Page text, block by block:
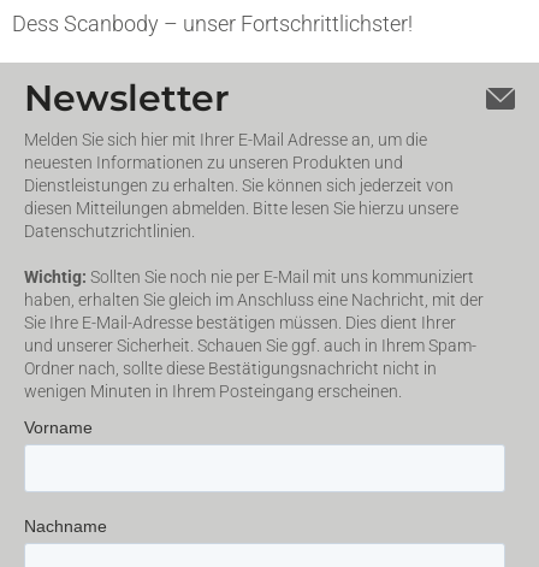
Dess Scanbody – unser Fortschrittlichster!
Newsletter
Melden Sie sich hier mit Ihrer E-Mail Adresse an, um die
neuesten Informationen zu unseren Produkten und
Dienstleistungen zu erhalten. Sie können sich jederzeit von
diesen Mitteilungen abmelden. Bitte lesen Sie hierzu unsere
Datenschutzrichtlinien.
Wichtig: Sollten Sie noch nie per E-Mail mit uns kommuniziert
haben, erhalten Sie gleich im Anschluss eine Nachricht, mit der
Sie Ihre E-Mail-Adresse bestätigen müssen. Dies dient Ihrer
und unserer Sicherheit. Schauen Sie ggf. auch in Ihrem Spam-
Ordner nach, sollte diese Bestätigungsnachricht nicht in
wenigen Minuten in Ihrem Posteingang erscheinen.